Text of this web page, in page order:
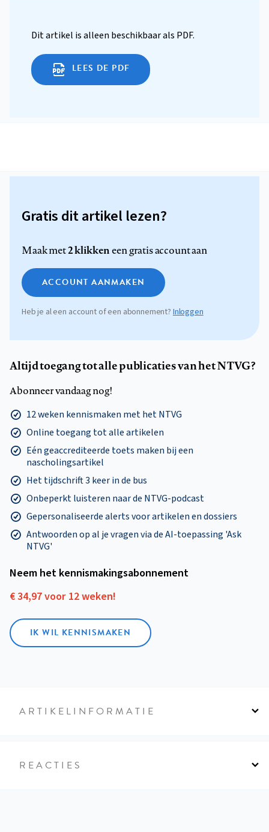
Dit artikel is alleen beschikbaar als PDF.
LEES DE PDF
Gratis dit artikel lezen?
Maak met2 klikkeneen gratis account aan
ACCOUNT AANMAKEN
Heb je al een account of een abonnement? Inloggen
Altijd toegang tot alle publicaties van het NTVG?
Abonneer vandaag nog!
12 weken kennismaken met het NTVG
Online toegang tot alle artikelen
Eén geaccrediteerde toets maken bij een
nascholingsartikel
Het tijdschrift 3 keer in de bus
Onbeperkt luisteren naar de NTVG-podcast
Gepersonaliseerde alerts voor artikelen en dossiers
Antwoorden op al je vragen via de AI-toepassing 'Ask
NTVG'
Neem het kennismakings­abonnement
€ 34,97 voor 12 weken!
IK WIL KENNISMAKEN
ARTIKELINFORMATIE
REACTIES